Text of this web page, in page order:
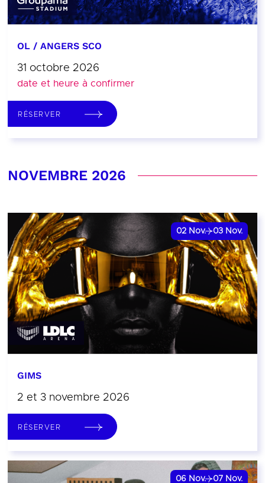
OL / ANGERS SCO
31 octobre 2026
date et heure à confirmer
RÉSERVER
NOVEMBRE 2026
02 Nov. 03 Nov.
GIMS
2 et 3 novembre 2026
RÉSERVER
06 Nov. 07 Nov.